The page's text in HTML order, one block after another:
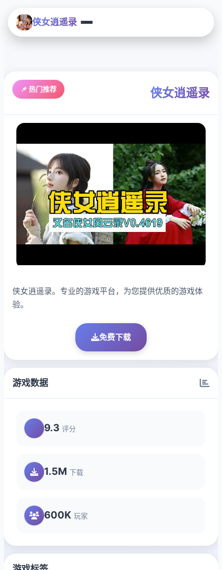
侠女逍遥录
📌 热门推荐 侠女逍遥录
侠女逍遥录。专业的游戏平台，为您提供优质的游戏体
验。
免费下载
游戏数据
9.3 评分
1.5M 下载
600K 玩家